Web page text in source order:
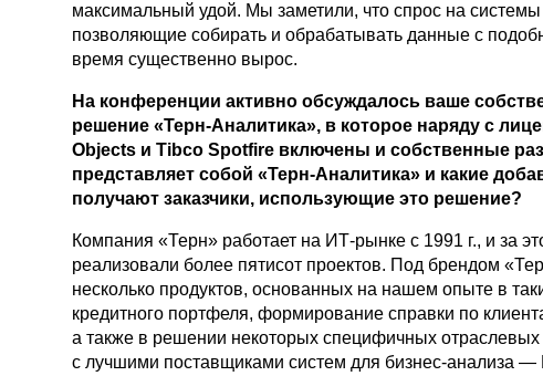
максимальный удой. Мы заметили, что спрос на системы
позволяющие собирать и обрабатывать данные с
время существенно вырос.
На конференции активно обсуждалось ваше
решение «Терн-Аналитика», в которое наряду с
Objects и Tibco Spotfire включены и собственные
представляет собой «Терн-Аналитика» и какие
получают заказчики, использующие это решение?
Компания «Терн» работает на ИТ-рынке с 1991 г., и за
реализовали более пятисот проектов. Под брендом
несколько продуктов, основанных на нашем опыте в
кредитного портфеля, формирование справки по
а также в решении некоторых специфичных
с лучшими поставщиками систем для бизнес-анализа —